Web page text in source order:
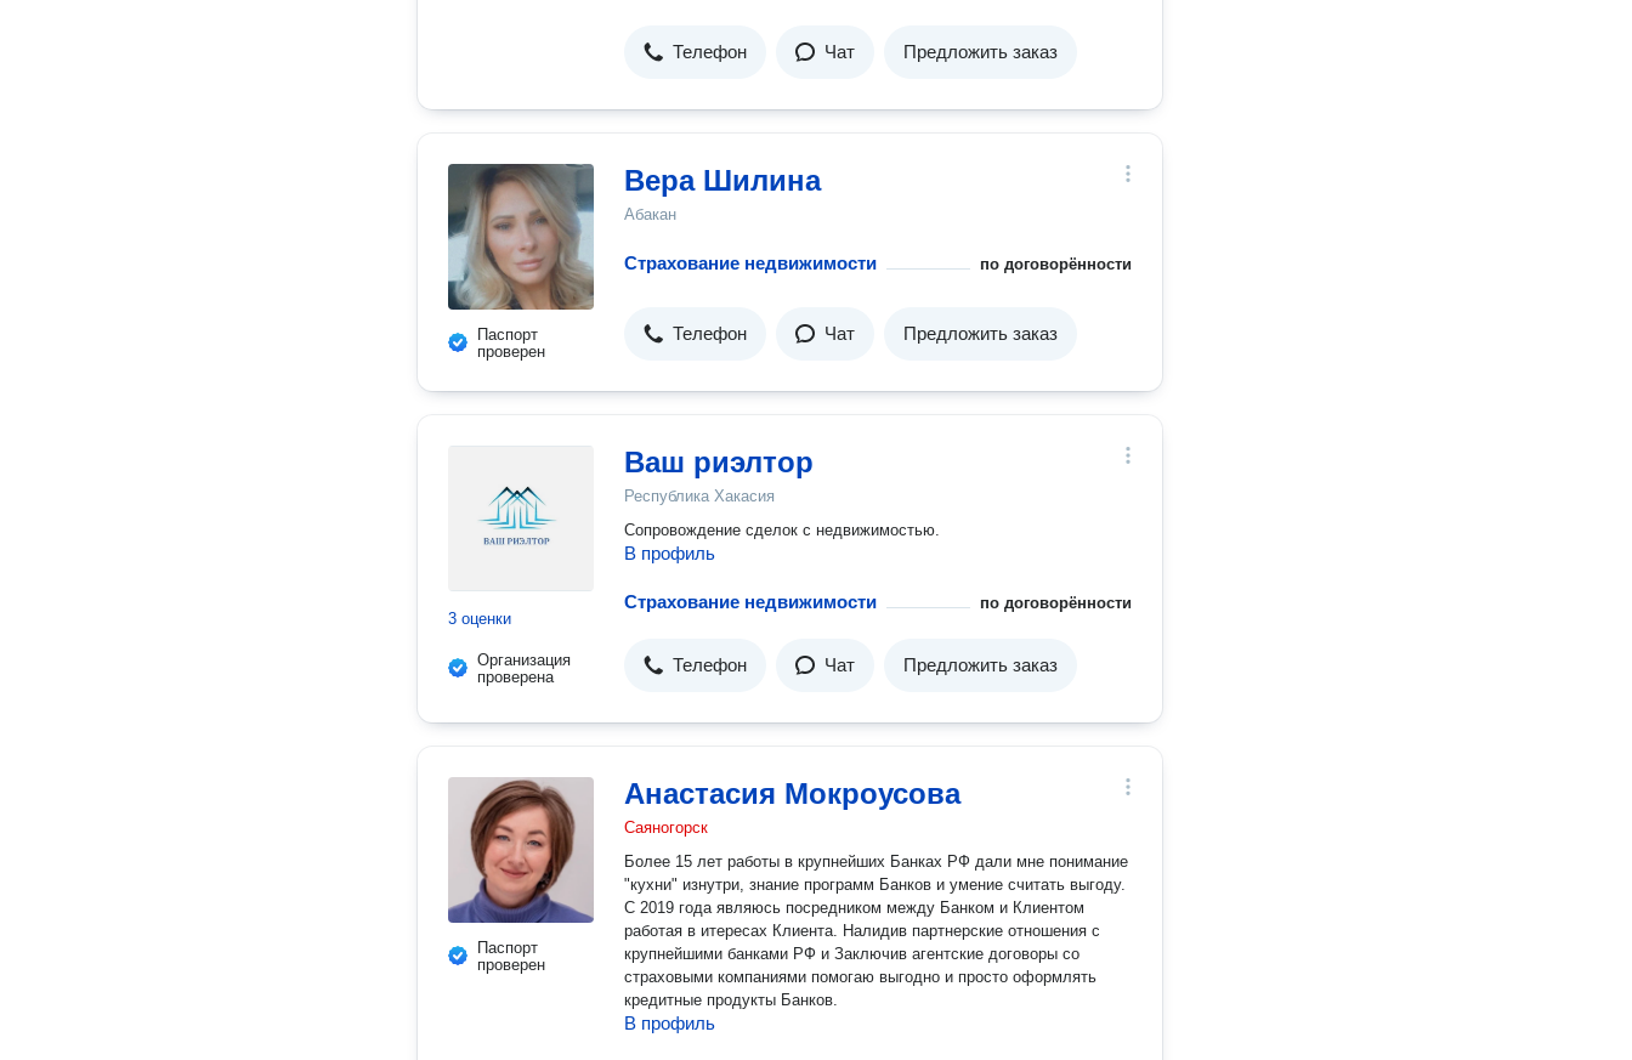
Телефон Чат Предложить заказ
Паспорт
проверен
Вера Шилина
Абакан
Страхование недвижимости по договорённости
Телефон Чат Предложить заказ
3 оценки
Организация
проверена
Ваш риэлтор
Республика Хакасия
Сопровождение сделок с недвижимостью.
В профиль
Страхование недвижимости по договорённости
Телефон Чат Предложить заказ
Паспорт
проверен
Анастасия Мокроусова
Саяногорск
Более 15 лет работы в крупнейших Банках РФ дали мне понимание
"кухни" изнутри, знание программ Банков и умение считать выгоду.
С 2019 года являюсь посредником между Банком и Клиентом
работая в итересах Клиента. Налидив партнерские отношения с
крупнейшими банками РФ и Заключив агентские договоры со
страховыми компаниями помогаю выгодно и просто оформлять
кредитные продукты Банков.
В профиль